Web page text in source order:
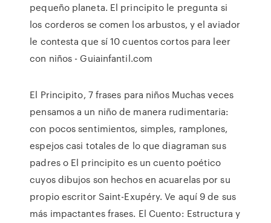
pequeño planeta. El principito le pregunta si
los corderos se comen los arbustos, y el aviador
le contesta que sí 10 cuentos cortos para leer
con niños - Guiainfantil.com
El Principito, 7 frases para niños Muchas veces
pensamos a un niño de manera rudimentaria:
con pocos sentimientos, simples, ramplones,
espejos casi totales de lo que diagraman sus
padres o El principito es un cuento poético
cuyos dibujos son hechos en acuarelas por su
propio escritor Saint-Exupéry. Ve aquí 9 de sus
más impactantes frases. El Cuento: Estructura y